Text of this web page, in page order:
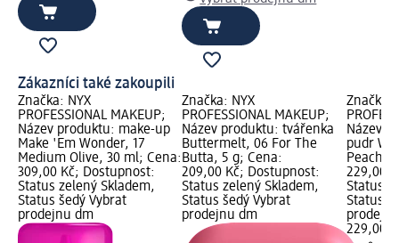
Zákazníci také zakoupili
Značka: NYX
PROFESSIONAL MAKEUP;
Název produktu: make-up
Make 'Em Wonder, 17
Medium Olive, 30 ml; Cena:
309,00 Kč; Dostupnost:
Status zelený Skladem,
Status šedý Vybrat
prodejnu dm
Značka: NYX
PROFESSIONAL MAKEUP;
Název produktu: tvářenka
Buttermelt, 06 For The
Butta, 5 g; Cena:
209,00 Kč; Dostupnost:
Status zelený Skladem,
Status šedý Vybrat
prodejnu dm
Značka:
Název
pudr
Peach
229,00
Status
Status
229,00